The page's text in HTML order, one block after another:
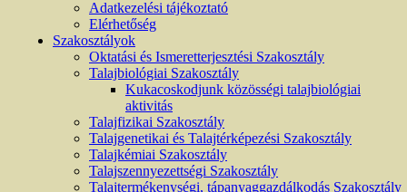
Adatkezelési tájékoztató
Elérhetőség
Szakosztályok
Oktatási és Ismeretterjesztési Szakosztály
Talajbiológiai Szakosztály
Kukacoskodjunk közösségi talajbiológiai
aktivitás
Talajfizikai Szakosztály
Talajgenetikai és Talajtérképezési Szakosztály
Talajkémiai Szakosztály
Talajszennyezettségi Szakosztály
Talajtermékenységi, tápanyaggazdálkodás Szakosztály